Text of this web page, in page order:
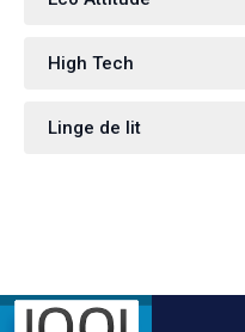
High Tech
Linge de lit